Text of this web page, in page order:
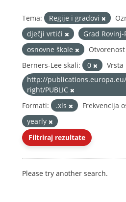
Tema: Regije i gradovi
dječji vrtići
Grad Rovinj-
osnovne škole
Berners-Lee skali:
0
Vrsta
http://
right/PUBLIC
Formati:
.xls
Frekvencija
yearly
Filtriraj rezultate
Please try another search.